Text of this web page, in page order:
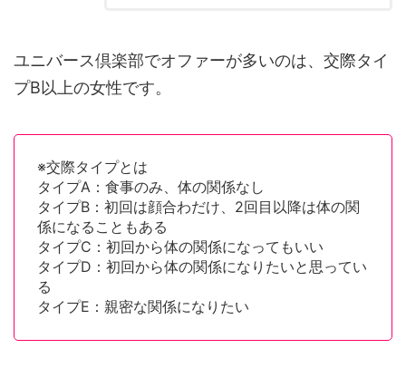
ユニバース倶楽部でオファーが多いのは、交際タイ
プB以上の女性です。
※交際タイプとは
タイプA：食事のみ、体の関係なし
タイプB：初回は顔合わだけ、2回目以降は体の関
係になることもある
タイプC：初回から体の関係になってもいい
タイプD：初回から体の関係になりたいと思ってい
る
タイプE：親密な関係になりたい